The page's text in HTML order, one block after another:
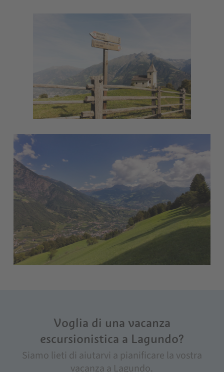
Voglia di una vacanza
escursionistica a Lagundo?
Siamo lieti di aiutarvi a pianificare la vostra
vacanza a Lagundo.